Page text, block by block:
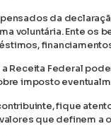
da
voluntária. Ente os
Receita Federal
imposto
fique
que definem